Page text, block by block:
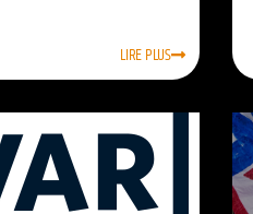
LIRE PLUS